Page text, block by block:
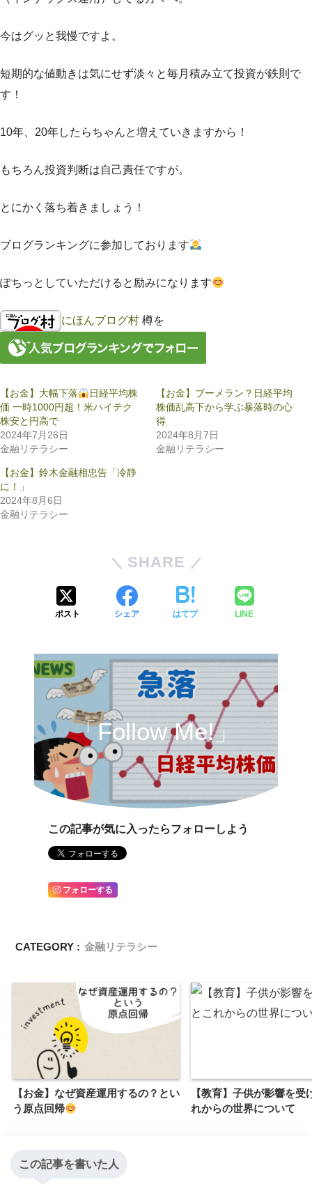
今はグッと我慢ですよ。
短期的な値動きは気にせず淡々と毎月積み立て投資が鉄則で
す！
10年、20年したらちゃんと増えていきますから！
もちろん投資判断は自己責任ですが。
とにかく落ち着きましょう！
ブログランキングに参加しております
ぽちっとしていただけると励みになります
にほんブログ村 樽を
【お金】大幅下落
日経平均株
価 一時1000円超！米ハイテク
株安と円高で
2024年7月26日
金融リテラシー
【お金】ブーメラン？日経平均
株価乱高下から学ぶ暴落時の心
得
2024年8月7日
金融リテラシー
【お金】鈴木金融相忠告「冷静
に！」
2024年8月6日
金融リテラシー
SHARE
ポスト シェア はてブ LINE
「Follow Me!」
この記事が気に入ったらフォローしよう
フォローする
CATEGORY : 金融リテラシー
【お金】なぜ資産運用するの？とい
う原点回帰
【教育】子供が影響を受
れからの世界について
この記事を書いた人